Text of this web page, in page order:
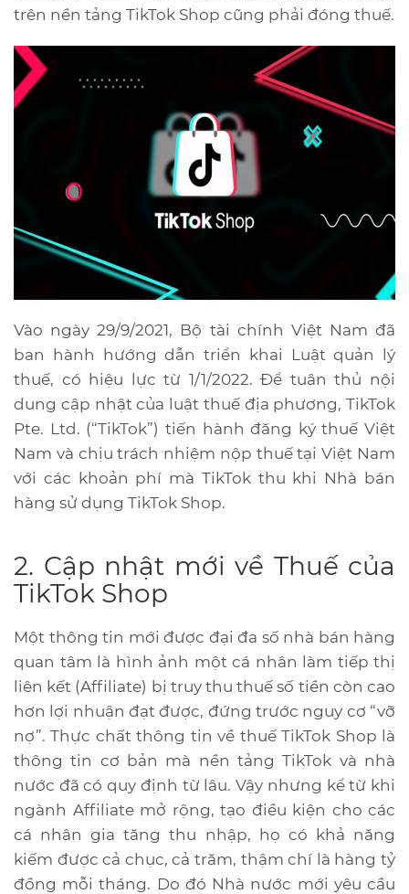
trên nền tảng TikTok Shop cũng phải đóng thuế.
Vào ngày 29/9/2021, Bộ tài chính Việt Nam đã
ban hành hướng dẫn triển khai Luật quản lý
thuế, có hiệu lực từ 1/1/2022. Để tuân thủ nội
dung cập nhật của luật thuế địa phương, TikTok
Pte. Ltd. (“TikTok”) tiến hành đăng ký thuế Việt
Nam và chịu trách nhiệm nộp thuế tại Việt Nam
với các khoản phí mà TikTok thu khi Nhà bán
hàng sử dụng TikTok Shop.
2. Cập nhật mới về Thuế của
TikTok Shop
Một thông tin mới được đại đa số nhà bán hàng
quan tâm là hình ảnh một cá nhân làm tiếp thị
liên kết (Affiliate) bị truy thu thuế số tiền còn cao
hơn lợi nhuận đạt được, đứng trước nguy cơ “vỡ
nợ”. Thực chất thông tin về thuế TikTok Shop là
thông tin cơ bản mà nền tảng TikTok và nhà
nước đã có quy định từ lâu. Vậy nhưng kể từ khi
ngành Affiliate mở rộng, tạo điều kiện cho các
cá nhân gia tăng thu nhập, họ có khả năng
kiếm được cả chục, cả trăm, thậm chí là hàng tỷ
đồng mỗi tháng. Do đó Nhà nước mới yêu cầu